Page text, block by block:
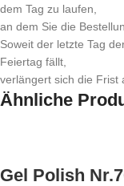
dem Tag zu laufen,
an dem Sie die
Soweit der letzte Tag
Feiertag fällt,
verlängert sich die Frist
Ähnliche
Gel Polish